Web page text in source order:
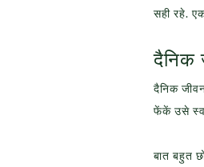
सही रहे.
दैनिक
दैनिक
फेंकें उसे
बात बहुत